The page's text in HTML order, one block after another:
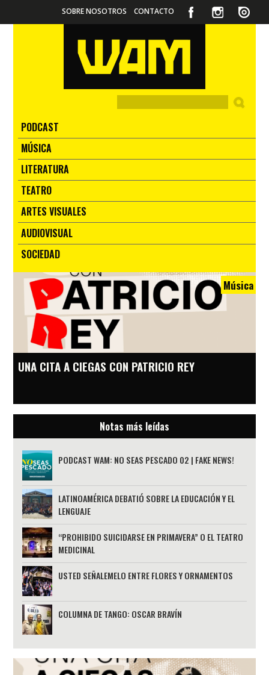
SOBRE NOSOTROS CONTACTO
PODCAST
MÚSICA
LITERATURA
TEATRO
ARTES VISUALES
AUDIOVISUAL
SOCIEDAD
Música
UNA CITA A CIEGAS CON PATRICIO REY
Notas más leídas
PODCAST WAM: NO SEAS PESCADO 02 | FAKE NEWS!
LATINOAMÉRICA DEBATIÓ SOBRE LA EDUCACIÓN Y EL
LENGUAJE
“PROHIBIDO SUICIDARSE EN PRIMAVERA” O EL TEATRO
MEDICINAL
USTED SEÑALEMELO ENTRE FLORES Y ORNAMENTOS
COLUMNA DE TANGO: OSCAR BRAVÍN